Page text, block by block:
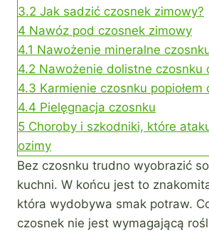
3.2 Jak sadzić czosnek zimowy?
4 Nawóz pod czosnek zimowy
4.1 Nawożenie mineralne
4.2 Nawożenie dolistne czosnku
4.3 Karmienie czosnku popiołem
4.4 Pielęgnacja czosnku
5 Choroby i szkodniki, które
ozimy
Bez czosnku trudno wyobrazić
kuchni. W końcu jest to
która wydobywa smak potraw.
czosnek nie jest wymagającą